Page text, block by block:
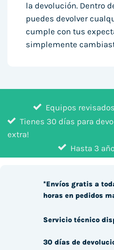
la devolución. Dentro
puedes devolver
cumple con tus
simplemente
Equipos
Tienes 30 días para
extra!
Hasta 3
*Envíos gratis a
horas en pedidos
Servicio técnico
30 días de